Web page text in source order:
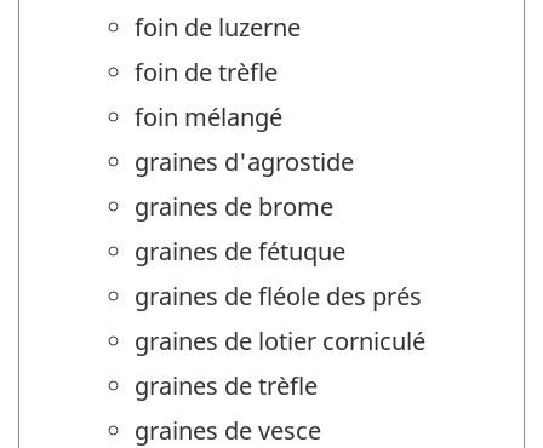
foin de luzerne
foin de trèfle
foin mélangé
graines d'agrostide
graines de brome
graines de fétuque
graines de fléole des prés
graines de lotier corniculé
graines de trèfle
graines de vesce